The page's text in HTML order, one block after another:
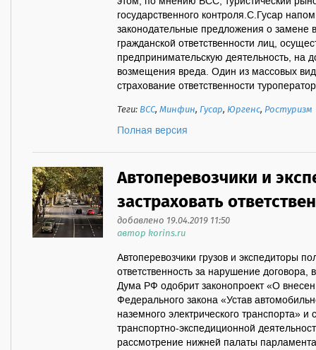
государственного контроля.С.Гусар
законодательные предложения о замене
гражданской ответственности лиц,
предпринимательскую деятельность, на
возмещения вреда. Один из массовых
страхование ответственности
Теги:ВСС,Минфин, Гусар, Юргенс, Ростуризм
Полная версия
Автоперевозчики и
застраховать
добавлено 19.04.2019 11:50
автор korins.ru
Автоперевозчики грузов и экспедиторы
ответственность за нарушение договора,
Дума РФ одобрит законопроект «О
Федерального закона «Устав
наземного электрического транспорта»
транспортно-экспедиционной
рассмотрение нижней палаты